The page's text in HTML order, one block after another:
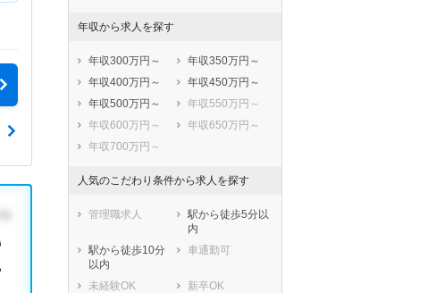
日進市
町
知多郡阿久比町
知多郡東浦町
知多郡美浜町
知多郡武豊町
額田郡幸田町
北設楽郡設楽町
北設楽郡東栄町
年収から求人を探す
年収300万円～
年収350万円～
年収400万円～
年収450万円～
年収500万円～
年収550万円～
年収600万円～
年収650万円～
年収700万円～
人気のこだわり条件から求人を探す
管理職求人
駅から徒歩5分以
内
駅から徒歩10分
以内
車通勤可
未経験OK 新卒OK